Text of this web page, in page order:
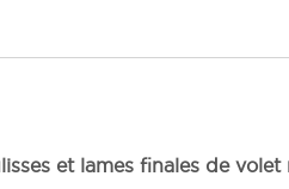
et lames finales de volet